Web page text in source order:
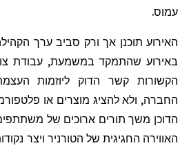
עמוס.
באירוע שהתמקד במשמעת, עבודת
הקשורות קשר הדוק ליוזמות
החברה, ולא להציג מוצרים או
הדוכן משך תורים ארוכים של
האווירה החגיגית של הטורניר ויצר